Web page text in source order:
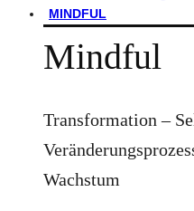
MINDFUL
Mindful
Transformation –
Wachstum